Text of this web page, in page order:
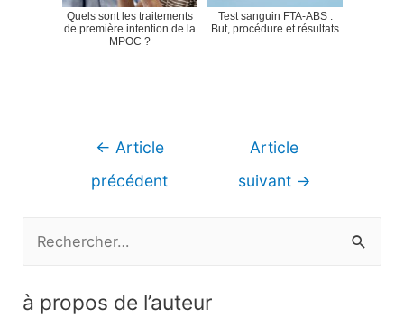
Quels sont les traitements
de première intention de la
MPOC ?
Test sanguin FTA-ABS :
But, procédure et résultats
Navigation
← Article
précédent
Article
suivant →
h
à propos de l’auteur